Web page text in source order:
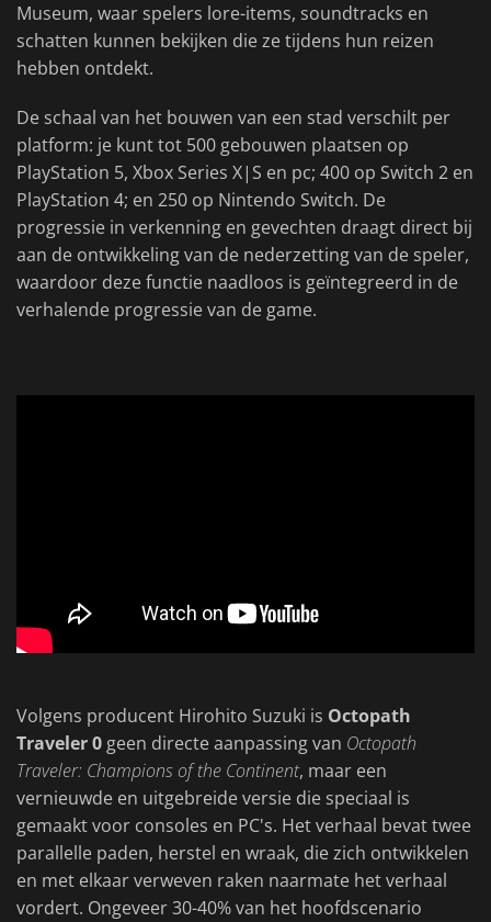
Museum, waar spelers lore-items, soundtracks en
schatten kunnen bekijken die ze tijdens hun reizen
hebben ontdekt.
De schaal van het bouwen van een stad verschilt per
platform: je kunt tot 500 gebouwen plaatsen op
PlayStation 5, Xbox Series X|S en pc; 400 op Switch 2 en
PlayStation 4; en 250 op Nintendo Switch. De
progressie in verkenning en gevechten draagt direct bij
aan de ontwikkeling van de nederzetting van de speler,
waardoor deze functie naadloos is geïntegreerd in de
verhalende progressie van de game.
Volgens producent Hirohito Suzuki is Octopath
Traveler 0 geen directe aanpassing van Octopath
Traveler: Champions of the Continent, maar een
vernieuwde en uitgebreide versie die speciaal is
gemaakt voor consoles en PC's. Het verhaal bevat twee
parallelle paden, herstel en wraak, die zich ontwikkelen
en met elkaar verweven raken naarmate het verhaal
vordert. Ongeveer 30-40% van het hoofdscenario